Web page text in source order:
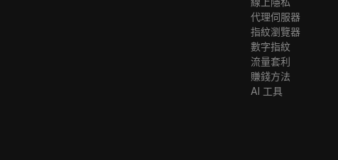
代理伺服器
指紋瀏覽器
數字指紋
流量套利
賺錢方法
AI 工具